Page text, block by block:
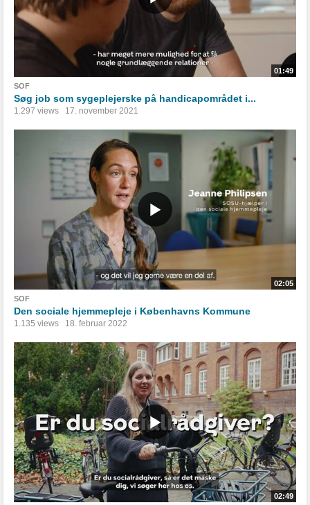
01:49
SOF
Søg job som sygeplejerske på handicapområdet i...
1.297 views 17. november 2021
02:05
SOF
Den sociale hjemmepleje i Københavns Kommune
1.135 views 18. februar 2022
02:49